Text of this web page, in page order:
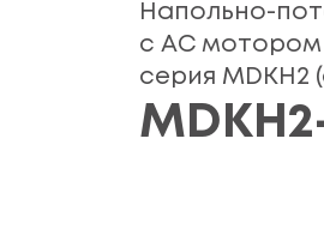
Напольно-
с АС мотором
серия